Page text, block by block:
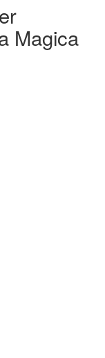
Magica